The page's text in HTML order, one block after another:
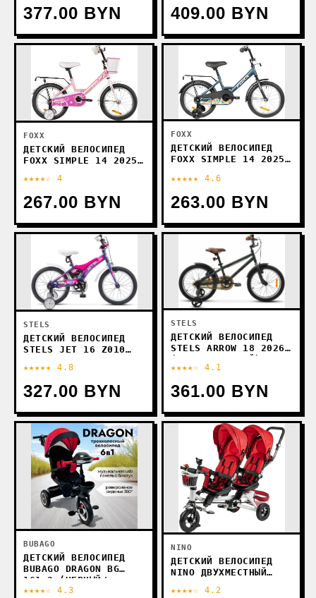
377.00 BYN 409.00 BYN
FOXX
ДЕТСКИЙ ВЕЛОСИПЕД
FOXX SIMPLE 14 2025
(РОЗОВЫЙ,
РАЗОБРАННЫЙ)
★★★★☆ 4
267.00 BYN
FOXX
ДЕТСКИЙ ВЕЛОСИПЕД
FOXX SIMPLE 14 2025
(СИНИЙ, РАЗОБРАННЫЙ)
★★★★★ 4.6
263.00 BYN
STELS
ДЕТСКИЙ ВЕЛОСИПЕД
STELS JET 16 Z010
РАЗОБРАННЫЙ, В
КОРОБКЕ)
★★★★★ 4.8
327.00 BYN
STELS
ДЕТСКИЙ ВЕЛОСИПЕД
STELS ARROW 18 2026
★★★★☆ 4.1
361.00 BYN
BUBAGO
ДЕТСКИЙ ВЕЛОСИПЕД
BUBAGO DRAGON BG
161-2 (ЧЕРНЫЙ/
КРАСНЫЙ)
★★★★☆ 4.3
NINO
ДЕТСКИЙ ВЕЛОСИПЕД
NINO ДВУХМЕСТНЫЙ
★★★★☆ 4.2